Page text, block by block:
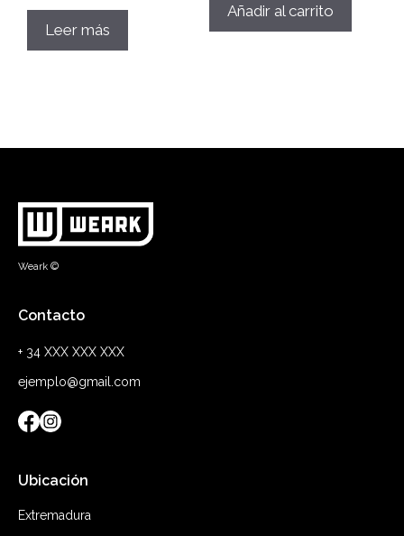
Leer más
Añadir al carrito
Weark ©
Contacto
+ 34 XXX XXX XXX
ejemplo@gmail.com
Ubicación
Extremadura